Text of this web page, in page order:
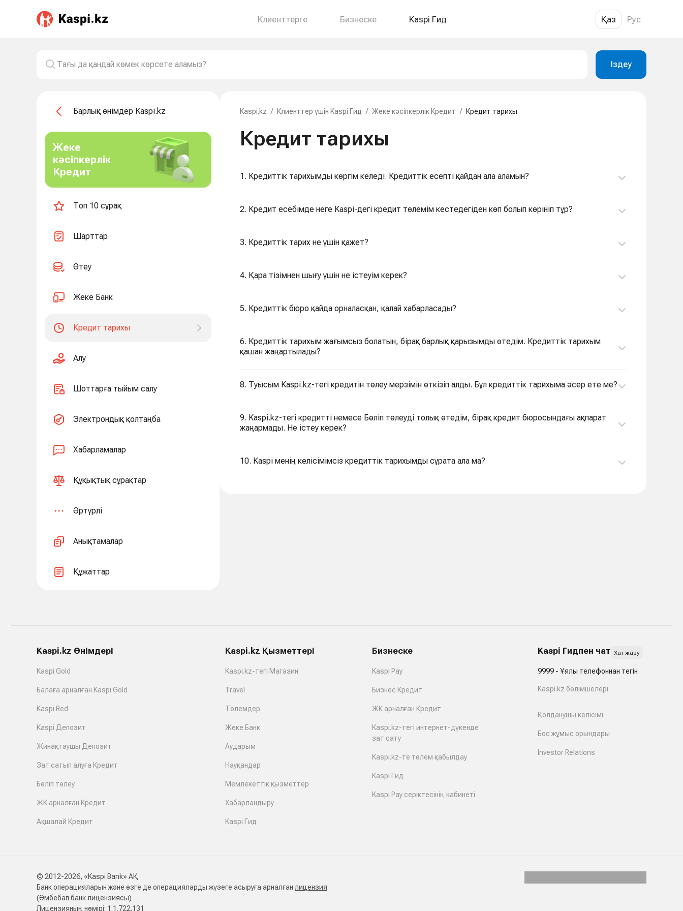
Клиенттерге Бизнеске Kaspi Гид Қаз Рус
Іздеу
Барлық өнімдер Kaspi.kz
Жеке
кәсіпкерлік
Кредит
Топ 10 сұрақ
Шарттар
Өтеу
Жеке Банк
Кредит тарихы
Алу
Шоттарға тыйым салу
Электрондық қолтаңба
Хабарламалар
Құқықтық сұрақтар
Әртүрлі
Анықтамалар
Құжаттар
Kaspi.kz / Клиенттер үшін Kaspi Гид / Жеке кәсіпкерлік Кредит / Кредит тарихы
Кредит тарихы
1. Кредиттік тарихымды көргім келеді. Кредиттік есепті қайдан ала аламын?
2. Кредит есебімде неге Kaspi-дегі кредит төлемім кестедегіден көп болып көрініп тұр?
3. Кредиттік тарих не үшін қажет?
4. Қара тізімнен шығу үшін не істеуім керек?
5. Кредиттік бюро қайда орналасқан, қалай хабарласады?
6. Кредиттік тарихым жағымсыз болатын, бірақ барлық қарызымды өтедім. Кредиттік тарихым
қашан жаңартылады?
8. Туысым Kaspi.kz-тегі кредитін төлеу мерзімін өткізіп алды. Бұл кредиттік тарихыма әсер ете ме?
9. Kaspi.kz-тегі кредитті немесе Бөліп төлеуді толық өтедім, бірақ кредит бюросындағы ақпарат
жаңармады. Не істеу керек?
10. Kaspi менің келісімімсіз кредиттік тарихымды сұрата ала ма?
Kaspi.kz Өнімдері
Kaspi Gold
Балаға арналған Kaspi Gold
Kaspi Red
Kaspi Депозит
Жинақтаушы Депозит
Зат сатып алуға Кредит
Бөліп төлеу
ЖК арналған Кредит
Ақшалай Кредит
Kaspi.kz Қызметтері
Kaspi.kz-тегі Магазин
Travel
Төлемдер
Жеке Банк
Аударым
Науқандар
Мемлекеттік қызметтер
Хабарландыру
Kaspi Гид
Бизнеске
Kaspi Pay
Бизнес Кредит
ЖК арналған Кредит
Kaspi.kz-тегі интернет-дүкенде
зат сату
Kaspi.kz-те төлем қабылдау
Kaspi Гид
Kaspi Pay серіктесінің кабинеті
Kaspi Гидпен чат Хат жазу
9999 - Ұялы телефоннан тегін
Kaspi.kz бөлімшелері
Қолданушы келісімі
Бос жұмыс орындары
Investor Relations
© 2012-2026, «Kaspi Bank» АҚ
Банк операцияларын және өзге де операцияларды жүзеге асыруға арналған лицензия
(Әмбебап банк лицензиясы)
Лицензияның нөмірі: 1.1.722.131